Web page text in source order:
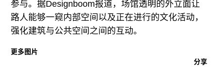
参与。据Designboom报道，场馆透明的外立面让
路人能够一窥内部空间以及正在进行的文化活动，
强化建筑与公共空间之间的互动。
更多图片
分享